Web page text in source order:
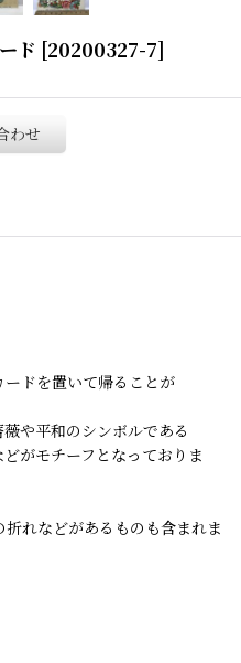
ド [20200327-7]
わせ
ドを置いて帰ることが
や平和のシンボルである
がモチーフとなっておりま
れなどがあるものも含まれま